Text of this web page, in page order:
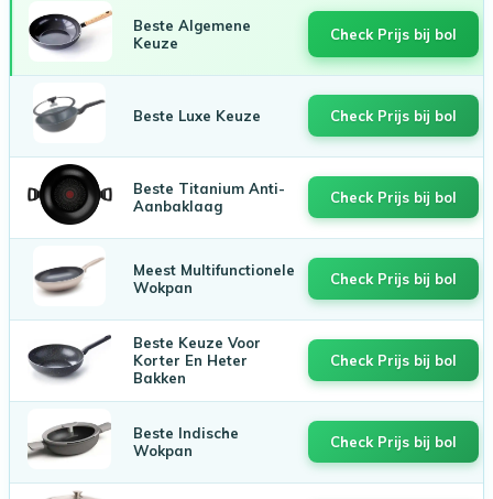
Beste Algemene
Keuze
Check Prijs bij bol
Beste Luxe Keuze Check Prijs bij bol
Beste Titanium Anti-
Aanbaklaag
Check Prijs bij bol
Meest Multifunctionele
Wokpan
Check Prijs bij bol
Beste Keuze Voor
Korter En Heter
Bakken
Check Prijs bij bol
Beste Indische
Wokpan
Check Prijs bij bol